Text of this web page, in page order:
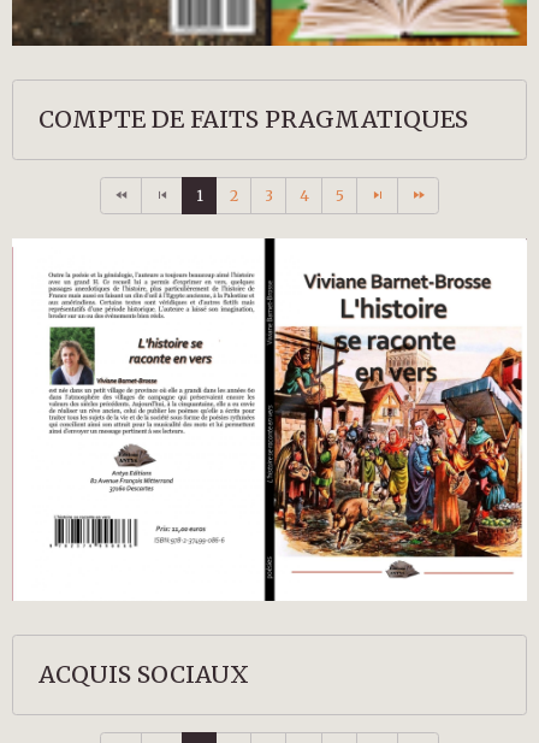
COMPTE DE FAITS PRAGMATIQUES
1 2 3 4 5
ACQUIS SOCIAUX